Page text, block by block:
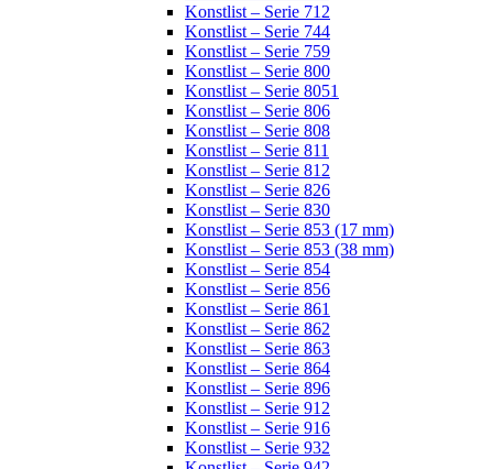
Konstlist – Serie 712
Konstlist – Serie 744
Konstlist – Serie 759
Konstlist – Serie 800
Konstlist – Serie 8051
Konstlist – Serie 806
Konstlist – Serie 808
Konstlist – Serie 811
Konstlist – Serie 812
Konstlist – Serie 826
Konstlist – Serie 830
Konstlist – Serie 853 (17 mm)
Konstlist – Serie 853 (38 mm)
Konstlist – Serie 854
Konstlist – Serie 856
Konstlist – Serie 861
Konstlist – Serie 862
Konstlist – Serie 863
Konstlist – Serie 864
Konstlist – Serie 896
Konstlist – Serie 912
Konstlist – Serie 916
Konstlist – Serie 932